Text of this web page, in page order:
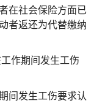
在社会保险方面已
者返还为代替缴纳
作期间发生工伤
间发生工伤要求认